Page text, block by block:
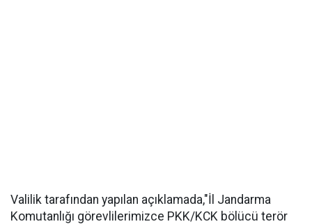
Valilik tarafından yapılan açıklamada,"​İl Jandarma
Komutanlığı görevlilerimizce PKK/KCK bölücü terör